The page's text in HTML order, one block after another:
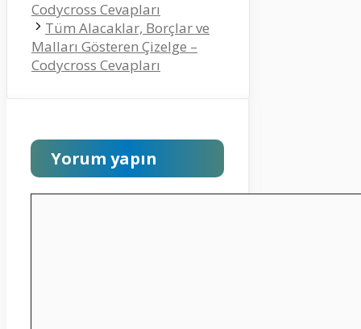
Codycross Cevapları
Tüm Alacaklar, Borçlar ve
Malları Gösteren Çizelge –
Codycross Cevapları
Yorum yapın